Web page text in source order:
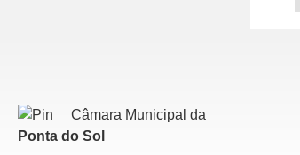
Câmara Municipal da
Ponta do Sol